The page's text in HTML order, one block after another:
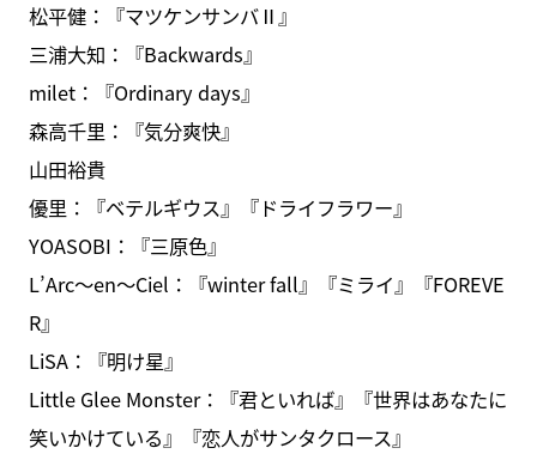
松平健：『マツケンサンバⅡ』
三浦大知：『Backwards』
milet：『Ordinary days』
森高千里：『気分爽快』
山田裕貴
優里：『ベテルギウス』『ドライフラワー』
YOASOBI：『三原色』
L’Arc～en～Ciel：『winter fall』『ミライ』『FOREVE
R』
LiSA：『明け星』
Little Glee Monster：『君といれば』『世界はあなたに
笑いかけている』『恋人がサンタクロース』